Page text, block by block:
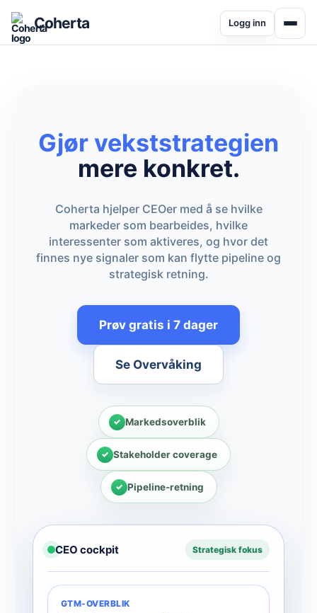
Coherta Logg inn
Gjør vekststrategien
mere konkret.
Coherta hjelper CEOer med å se hvilke
markeder som bearbeides, hvilke
interessenter som aktiveres, og hvor det
finnes nye signaler som kan flytte pipeline og
strategisk retning.
Prøv gratis i 7 dager
Se Overvåking
Markedsoverblik
Stakeholder coverage
Pipeline-retning
CEO cockpit Strategisk fokus
GTM-OVERBLIK